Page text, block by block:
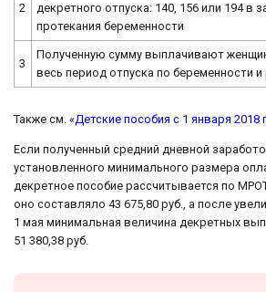
2
декретного отпуска: 140, 156 или 194 в
протекания беременности
3
Полученную сумму выплачивают
весь период отпуска по беременности
Также см. «Детские пособия с 1 января
Если полученный средний дневной
установленного минимального размера
декретное пособие рассчитывается по
оно составляло 43 675,80 руб., а после
1 мая минимальная величина декретных
51 380,38 руб.